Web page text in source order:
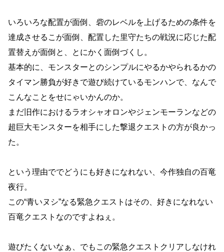
いろいろな配置が面倒、砦のレベルを上げるための条件を
達成させるこが面倒、配置した里守たちの戦況に応じた配
置替えが面倒と、とにかく面倒づくし。
基本的に、モンスターとのシンプルにやるかやられるかの
タイマン勝負が好きで遊び続けているモンハンで、なんで
こんなことをせにゃいかんのか。
まだ旧作におけるラオシャオロンやジェンモーランなどの
超巨大モンスターを相手にした撃退クエストの方が良かっ
た。
という理由ででどうにも好きになれない、今作独自の百竜
夜行。
この“青いヌシ”なる緊急クエストはその、好きになれない
百竜クエストなのですよねぇ。
遊びたくないなぁ、でもこの緊急クエストクリアしなけれ